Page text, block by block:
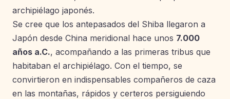
archipiélago japonés.
Se cree que los antepasados del Shiba llegaron a
Japón desde China meridional hace unos 7.000
años a.C., acompañando a las primeras tribus que
habitaban el archipiélago. Con el tiempo, se
convirtieron en indispensables compañeros de caza
en las montañas, rápidos y certeros persiguiendo